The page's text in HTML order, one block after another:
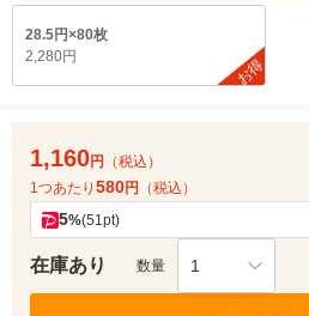
28.5円×80枚
2,280円
お得
1,160円
（税込）
1つあたり 580円 （税込）
5%(51pt)
在庫あり 数量 1